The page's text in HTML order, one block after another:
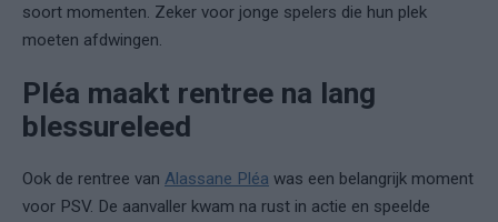
soort momenten. Zeker voor jonge spelers die hun plek
moeten afdwingen.
Pléa maakt rentree na lang
blessureleed
Ook de rentree van Alassane Pléa was een belangrijk moment
voor PSV. De aanvaller kwam na rust in actie en speelde